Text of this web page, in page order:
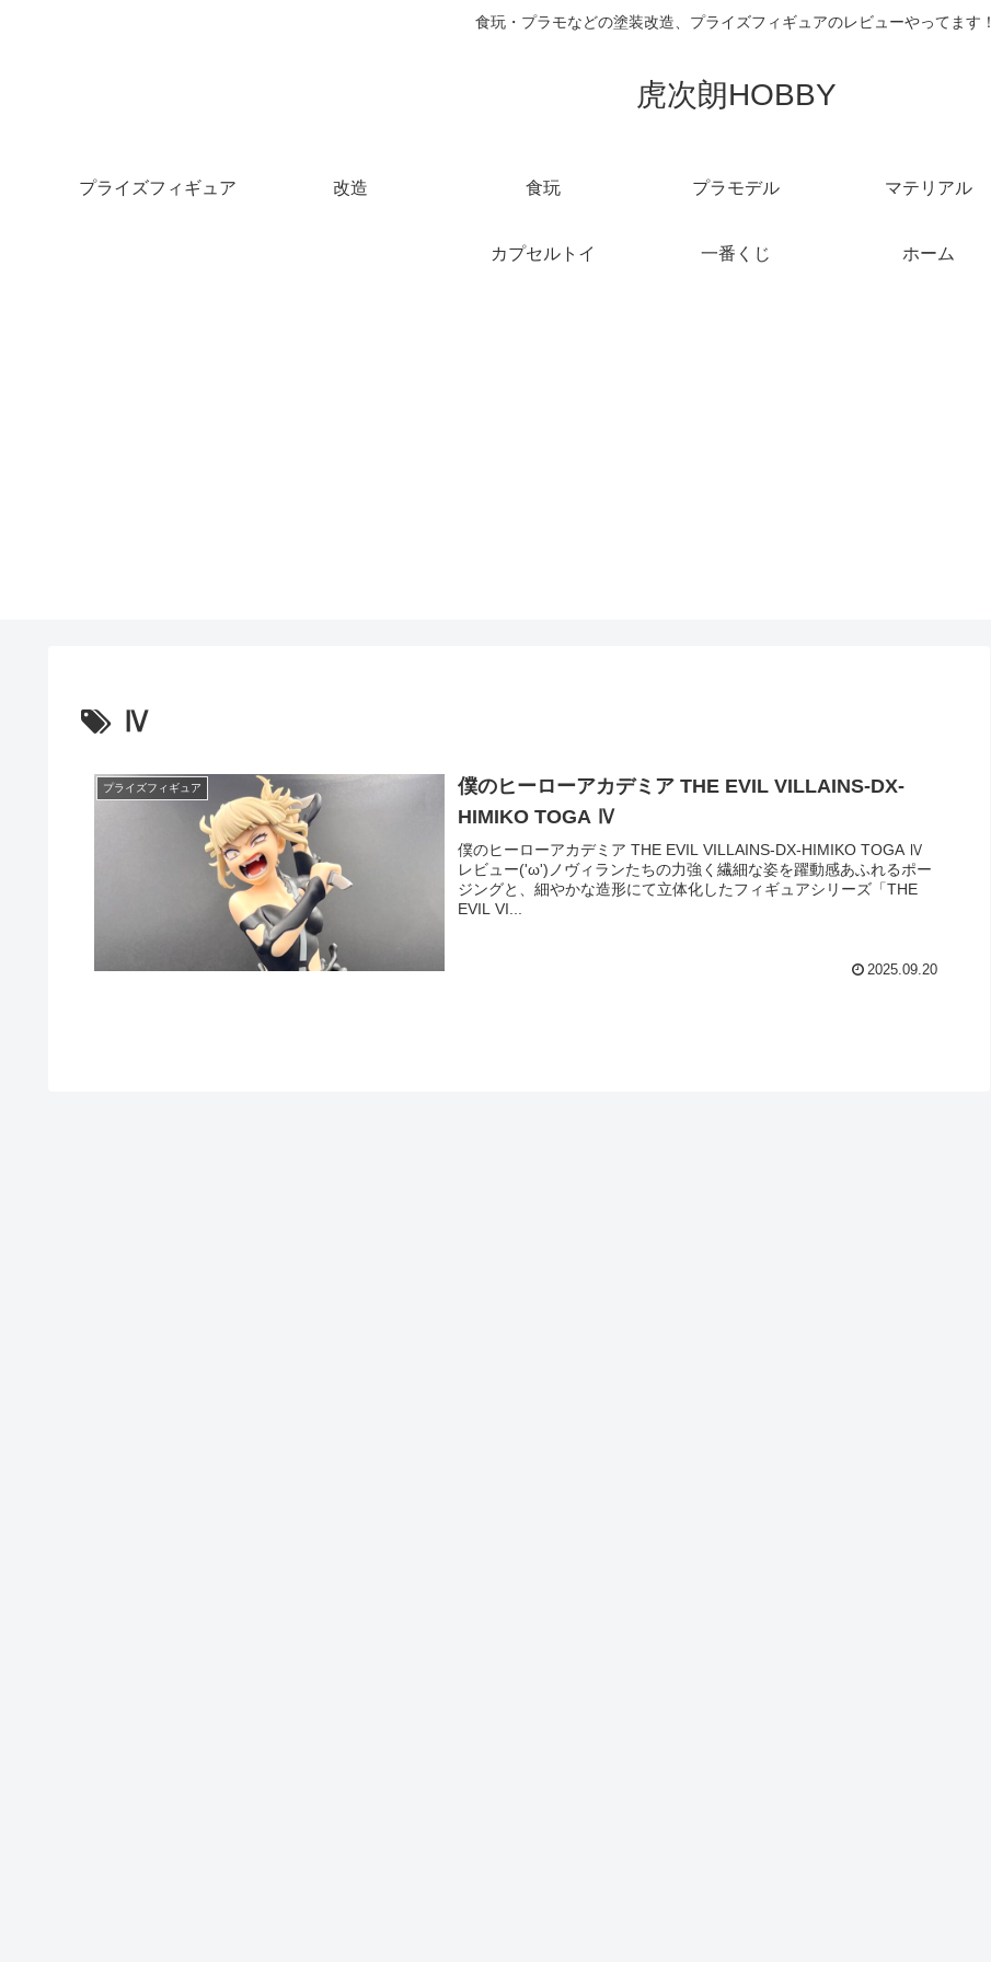
食玩・プラモなどの塗装改造、プライズフィギュアのレビューやってます！
虎次朗HOBBY
プライズフィギュア 改造 食玩 プラモデル マテリアル
カプセルトイ 一番くじ ホーム
Ⅳ
プライズフィギュア
僕のヒーローアカデミア THE EVIL VILLAINS-DX-
HIMIKO TOGA Ⅳ
僕のヒーローアカデミア THE EVIL VILLAINS-DX-HIMIKO TOGA Ⅳ
レビュー('ω')ノヴィランたちの力強く繊細な姿を躍動感あふれるポー
ジングと、細やかな造形にて立体化したフィギュアシリーズ「THE
EVIL VI...
2025.09.20